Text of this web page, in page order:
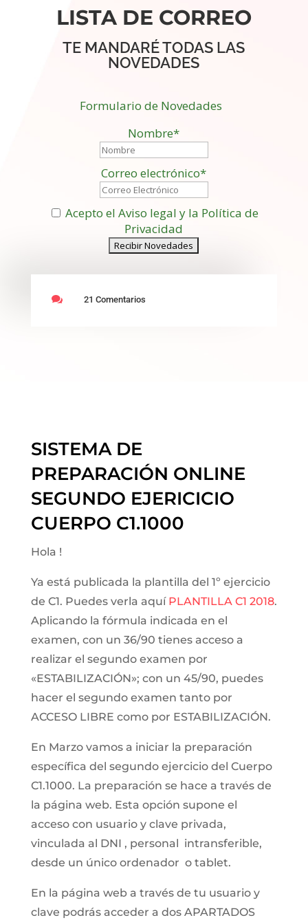
LISTA DE CORREO
TE MANDARÉ TODAS LAS
NOVEDADES
Formulario de Novedades
Nombre*
Correo electrónico*
Acepto el Aviso legal y la Política de
Privacidad
 21 Comentarios
SISTEMA DE
PREPARACIÓN ONLINE
SEGUNDO EJERICICIO
CUERPO C1.1000
Hola !
Ya está publicada la plantilla del 1º ejercicio
de C1. Puedes verla aquí PLANTILLA C1 2018.
Aplicando la fórmula indicada en el
examen, con un 36/90 tienes acceso a
realizar el segundo examen por
«ESTABILIZACIÓN»; con un 45/90, puedes
hacer el segundo examen tanto por
ACCESO LIBRE como por ESTABILIZACIÓN.
En Marzo vamos a iniciar la preparación
específica del segundo ejercicio del Cuerpo
C1.1000. La preparación se hace a través de
la página web. Esta opción supone el
acceso con usuario y clave privada,
vinculada al DNI , personal intransferible,
desde un único ordenador o tablet.
En la página web a través de tu usuario y
clave podrás acceder a dos APARTADOS